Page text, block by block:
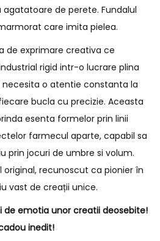
de perete. Fundalul
care imita pielea.
de exprimare creativa ce
rigid intr-o lucrare plina
o atentie constanta la
bucla cu precizie. Aceasta
esenta formelor prin linii
farmecul aparte, capabil sa
prin jocuri de umbre si volum.
original, recunoscut ca pionier în
vast de creații unice.
de emotia unor creatii deosebite!
inedit!